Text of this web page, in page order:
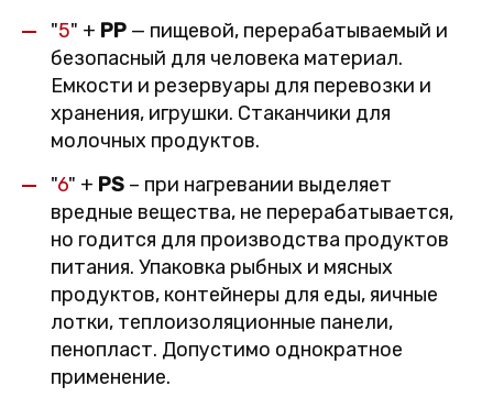
"5" + PP — пищевой, перерабатываемый и
безопасный для человека материал.
Емкости и резервуары для перевозки и
хранения, игрушки. Стаканчики для
молочных продуктов.
"6" + PS – при нагревании выделяет
вредные вещества, не перерабатывается,
но годится для производства продуктов
питания. Упаковка рыбных и мясных
продуктов, контейнеры для еды, яичные
лотки, теплоизоляционные панели,
пенопласт. Допустимо однократное
применение.